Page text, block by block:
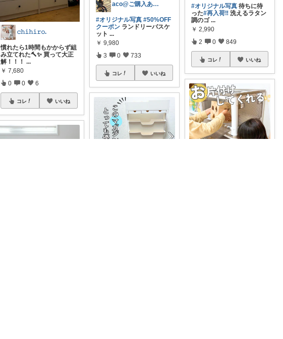
𝚌𝚑𝚒𝚑𝚒𝚛𝚘.
慣れたら1時間もかからず組
み立てれた🔨✨ 買って大正
解！！！...
￥ 7,680
0 0 6
コレ いいね
aco@ご購入ありがとうございます✨️
#オリジナル写真 #50%OFF
クーポン ランドリーバスケ
ット ...
￥ 9,980
3 0 733
コレ いいね
#オリジナル写真 待ちに待
った#再入荷‼️ 洗えるラタン
調のゴ ...
￥ 2,990
2 0 849
コレ いいね